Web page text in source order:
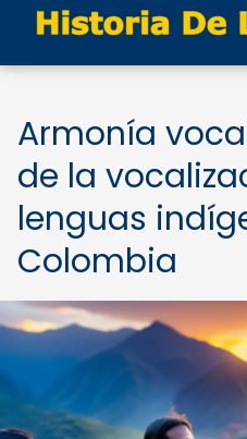
Armonía
de la
lenguas
Colombia